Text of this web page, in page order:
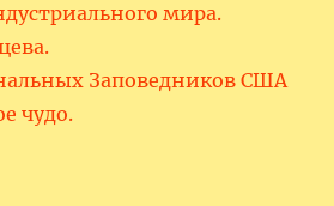
мира.
Заповедников США
чудо.